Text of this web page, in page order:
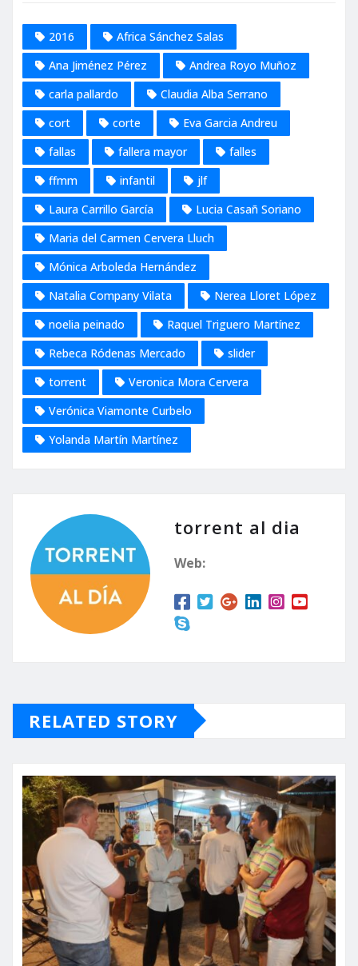
2016
Africa Sánchez Salas
Ana Jiménez Pérez
Andrea Royo Muñoz
carla pallardo
Claudia Alba Serrano
cort
corte
Eva Garcia Andreu
fallas
fallera mayor
falles
ffmm
infantil
jlf
Laura Carrillo García
Lucia Casañ Soriano
Maria del Carmen Cervera Lluch
Mónica Arboleda Hernández
Natalia Company Vilata
Nerea Lloret López
noelia peinado
Raquel Triguero Martínez
Rebeca Ródenas Mercado
slider
torrent
Veronica Mora Cervera
Verónica Viamonte Curbelo
Yolanda Martín Martínez
torrent al dia
Web:
RELATED STORY